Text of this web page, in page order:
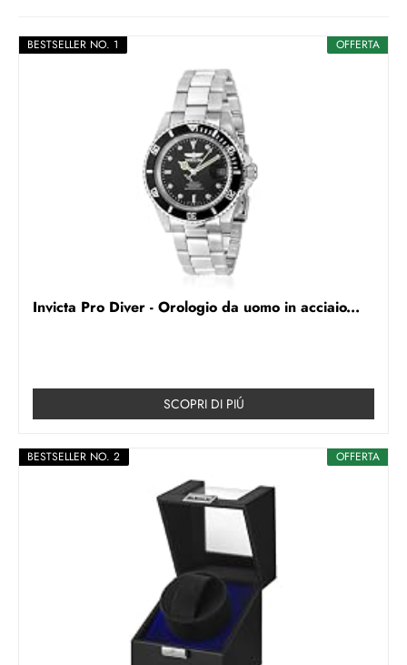
OFFERTA
BESTSELLER NO. 1
Invicta Pro Diver - Orologio da uomo in acciaio...
SCOPRI DI PIÚ
OFFERTA
BESTSELLER NO. 2